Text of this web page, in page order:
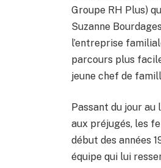
Groupe RH Plus)
Suzanne
l’entreprise
parcours plus
jeune chef de
Passant du jour
aux préjugés, les
début des années
équipe qui lui